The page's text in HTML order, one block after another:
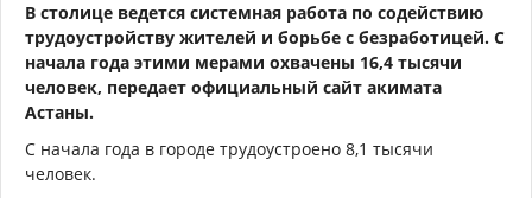
В столице ведется системная работа по содействию
трудоустройству жителей и борьбе с безработицей. С
начала года этими мерами охвачены 16,4 тысячи
человек, передает официальный сайт акимата
Астаны.
С начала года в городе трудоустроено 8,1 тысячи
человек.